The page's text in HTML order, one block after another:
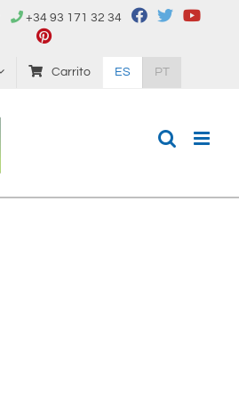
+34 93 171 32 34
Carrito ES PT